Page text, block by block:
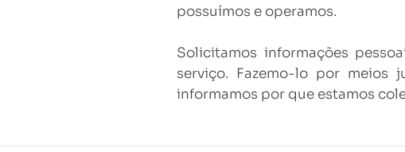
possuímos e operamos.
Solicitamos informações
serviço. Fazemo-lo por meios
informamos por que estamos